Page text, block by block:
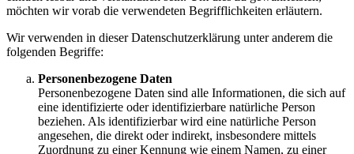
möchten wir vorab die verwendeten Begrifflichkeiten erläutern.
Wir verwenden in dieser Datenschutzerklärung unter anderem die
folgenden Begriffe:
Personenbezogene Daten
Personenbezogene Daten sind alle Informationen, die sich auf
eine identifizierte oder identifizierbare natürliche Person
beziehen. Als identifizierbar wird eine natürliche Person
angesehen, die direkt oder indirekt, insbesondere mittels
Zuordnung zu einer Kennung wie einem Namen, zu einer